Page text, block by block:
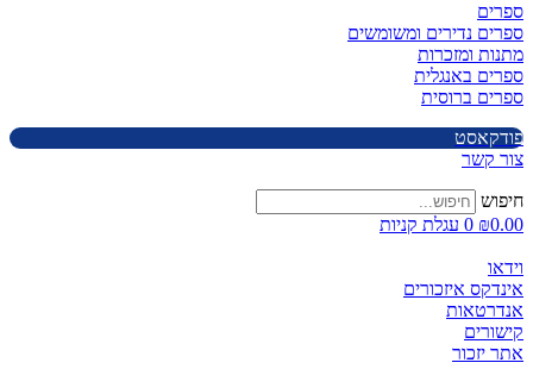
ספרים
ספרים נדירים ומשומשים
מתנות ומזכרות
ספרים באנגלית
ספרים ברוסית
פודקאסט
צור קשר
חיפוש
₪0.00
0 עגלת קניות
וידאו
אינדקס איזכורים
אנדרטאות
קישורים
אתר יזכור